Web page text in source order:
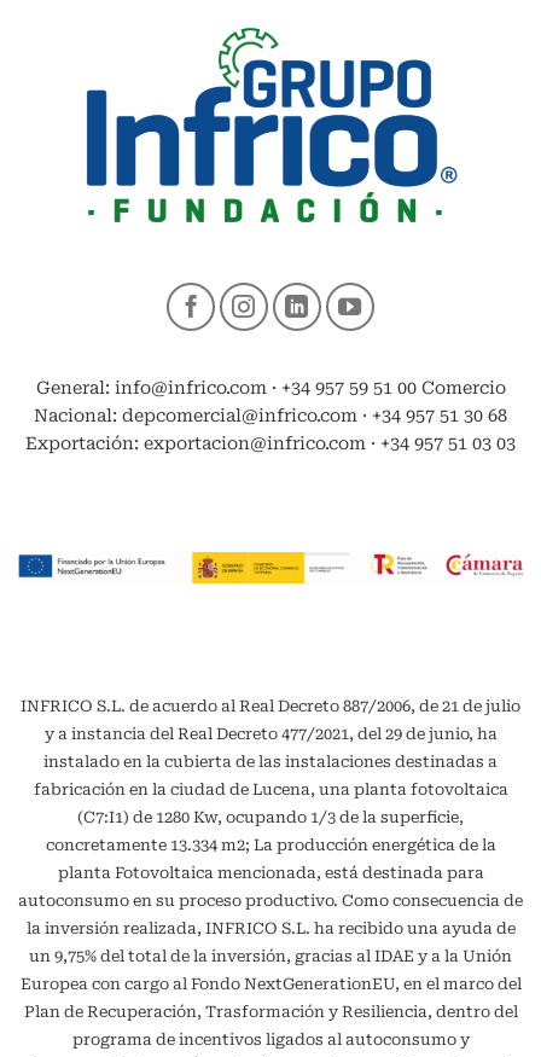
General: info@infrico.com · +34 957 59 51 00 Comercio
Nacional: depcomercial@infrico.com · +34 957 51 30 68
Exportación: exportacion@infrico.com · +34 957 51 03 03
INFRICO S.L. de acuerdo al Real Decreto 887/2006, de 21 de julio
y a instancia del Real Decreto 477/2021, del 29 de junio, ha
instalado en la cubierta de las instalaciones destinadas a
fabricación en la ciudad de Lucena, una planta fotovoltaica
(C7:I1) de 1280 Kw, ocupando 1/3 de la superficie,
concretamente 13.334 m2; La producción energética de la
planta Fotovoltaica mencionada, está destinada para
autoconsumo en su proceso productivo. Como consecuencia de
la inversión realizada, INFRICO S.L. ha recibido una ayuda de
un 9,75% del total de la inversión, gracias al IDAE y a la Unión
Europea con cargo al Fondo NextGenerationEU, en el marco del
Plan de Recuperación, Trasformación y Resiliencia, dentro del
programa de incentivos ligados al autoconsumo y